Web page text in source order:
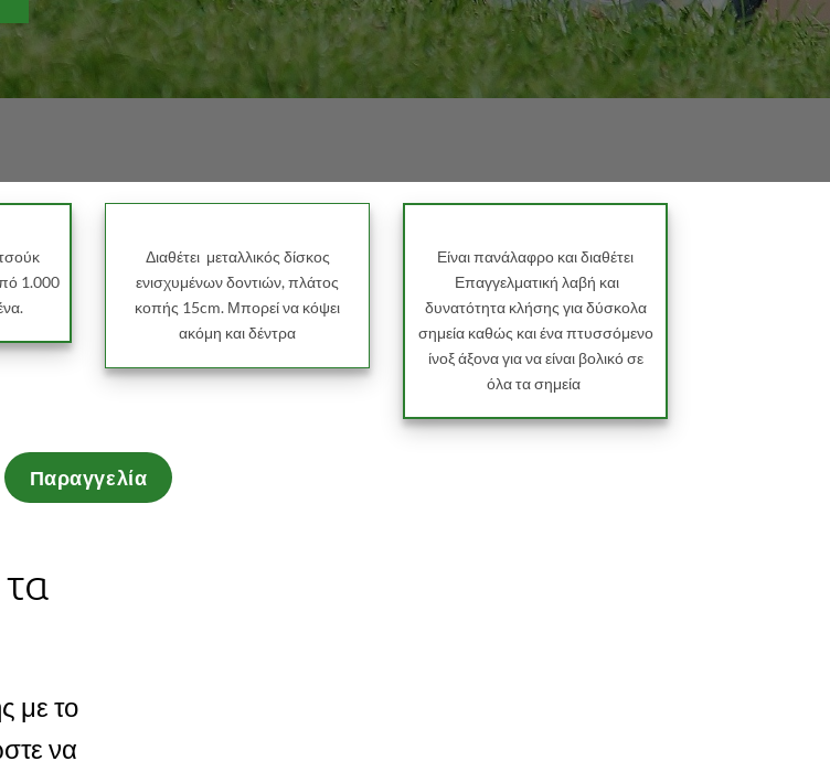
1.000
Διαθέτει μεταλλικός δίσκος
ενισχυμένων δοντιών, πλάτος
κοπής 15cm. Μπορεί να κόψει
ακόμη και δέντρα
Είναι πανάλαφρο και διαθέτει
Επαγγελματική λαβή και
δυνατότητα κλήσης για δύσκολα
σημεία καθώς και ένα πτυσσόμενο
ίνοξ άξονα για να είναι βολικό σε
όλα τα σημεία
Παραγγελία
με το
να